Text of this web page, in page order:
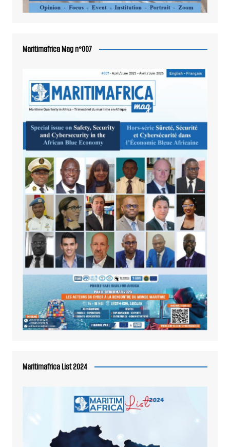
Maritimafrica Mag n°007
Maritimafrica List 2024